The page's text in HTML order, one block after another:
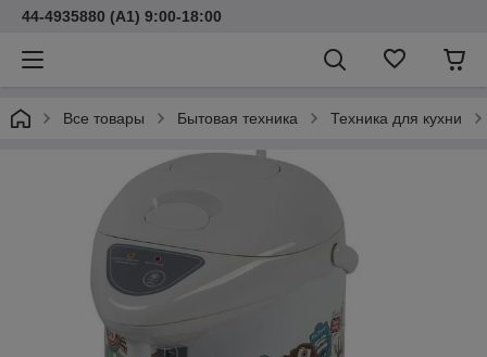
44-4935880 (A1) 9:00-18:00
Все товары Бытовая техника Техника для кухни